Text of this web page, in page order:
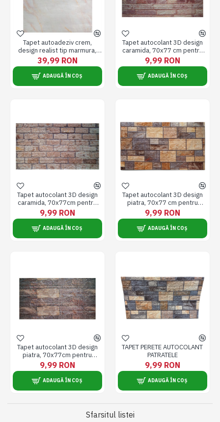
Tapet autoadeziv crem,
design realist tip marmura,
60x300cm RAC-0035
39,99 RON
ADAUGĂ ÎN COȘ
Tapet autocolant 3D design
caramida, 70x77 cm pentru
bucatarie, baie, multicolor,
usor de aplicat
9,99 RON
ADAUGĂ ÎN COȘ
Tapet autocolant 3D design
caramida, 70x77cm pentru
bucatarie, baie, multicolor,
usor de aplicat
9,99 RON
ADAUGĂ ÎN COȘ
Tapet autocolant 3D design
piatra, 70x77 cm pentru
bucatarie, baie, multicolor,
usor de aplicat
9,99 RON
ADAUGĂ ÎN COȘ
Tapet autocolant 3D design
piatra, 70x77cm pentru
bucatarie, baie, multicolor,
usor de aplicat
9,99 RON
ADAUGĂ ÎN COȘ
TAPET PERETE AUTOCOLANT
PATRATELE
9,99 RON
ADAUGĂ ÎN COȘ
Sfarsitul listei